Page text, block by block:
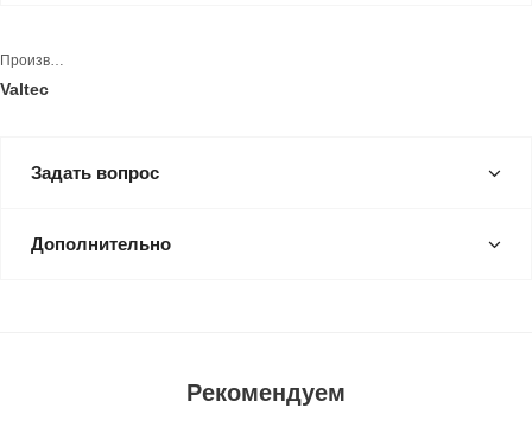
Производитель
Valtec
Задать вопрос
Дополнительно
Рекомендуем